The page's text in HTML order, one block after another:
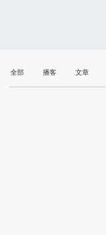
全部 播客 文章